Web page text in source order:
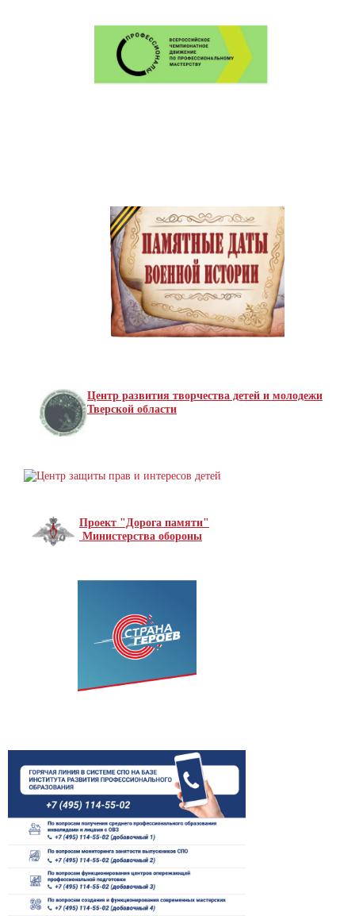
Центр развития творчества детей и молодежи
Тверской области
Проект "Дорога памяти"
Министерства обороны